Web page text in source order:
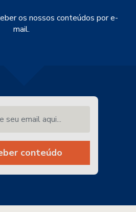
os nossos conteúdos por e-
mail.
conteúdo